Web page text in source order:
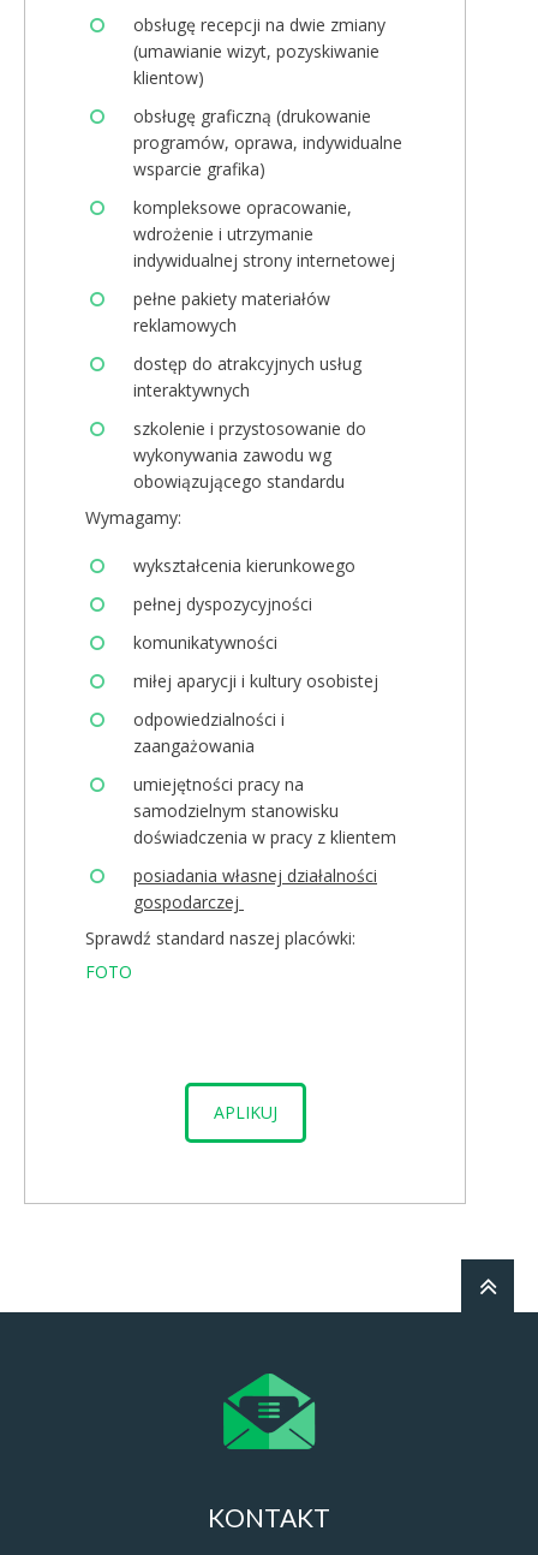
obsługę recepcji na dwie zmiany
(umawianie wizyt, pozyskiwanie
klientow)
obsługę graficzną (drukowanie
programów, oprawa, indywidualne
wsparcie grafika)
kompleksowe opracowanie,
wdrożenie i utrzymanie
indywidualnej strony internetowej
pełne pakiety materiałów
reklamowych
dostęp do atrakcyjnych usług
interaktywnych
szkolenie i przystosowanie do
wykonywania zawodu wg
obowiązującego standardu
Wymagamy:
wykształcenia kierunkowego
pełnej dyspozycyjności
komunikatywności
miłej aparycji i kultury osobistej
odpowiedzialności i
zaangażowania
umiejętności pracy na
samodzielnym stanowisku
doświadczenia w pracy z klientem
posiadania własnej działalności
gospodarczej
Sprawdź standard naszej placówki:
FOTO
APLIKUJ
KONTAKT